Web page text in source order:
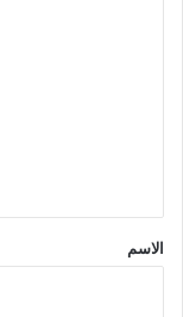
*
الاسم